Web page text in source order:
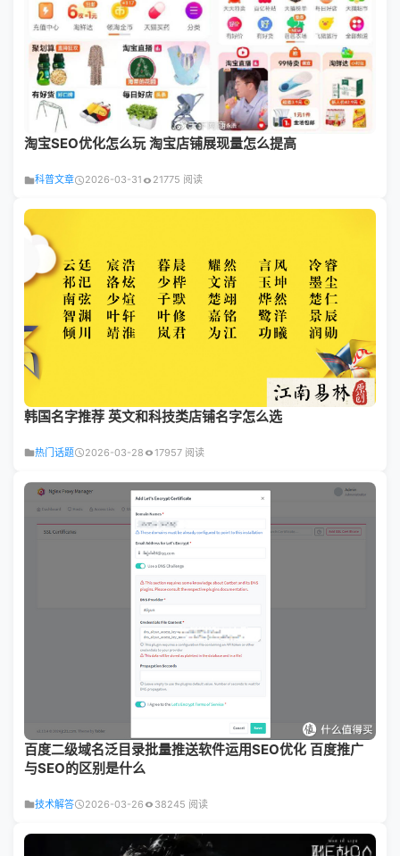
淘宝SEO优化怎么玩 淘宝店铺展现量怎么提高
科普文章 2026-03-31 21775 阅读
韩国名字推荐 英文和科技类店铺名字怎么选
热门话题 2026-03-28 17957 阅读
百度二级域名泛目录批量推送软件运用SEO优化 百度推广
与SEO的区别是什么
技术解答 2026-03-26 38245 阅读